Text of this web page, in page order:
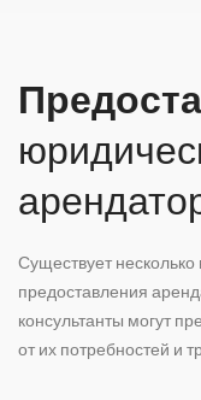
Существует
предоставления
консультанты могут
от их потребностей и